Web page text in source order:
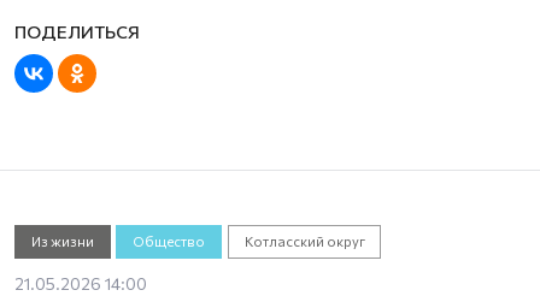
Из жизни Общество Котласский округ
21.05.2026 14:00